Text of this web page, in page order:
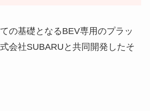
の基礎となるBEV専用のプラッ
会社SUBARUと共同開発したそ